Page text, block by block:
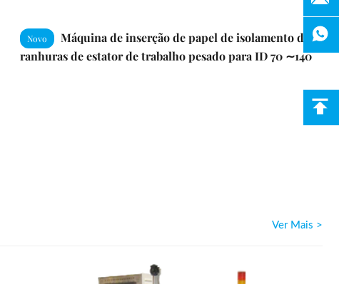
Novo
Máquina de inserção de papel de isolamento de
ranhuras de estator de trabalho pesado para ID 70 ∼140
Ver Mais >